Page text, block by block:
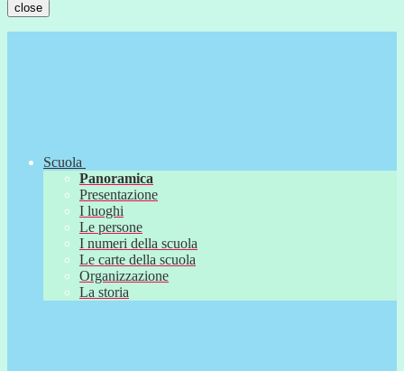
close
Scuola
Panoramica
Presentazione
I luoghi
Le persone
I numeri della scuola
Le carte della scuola
Organizzazione
La storia